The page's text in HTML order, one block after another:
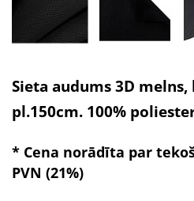
Sieta audums 3D
pl.150cm. 100%
* Cena norādīta par
PVN (21%)